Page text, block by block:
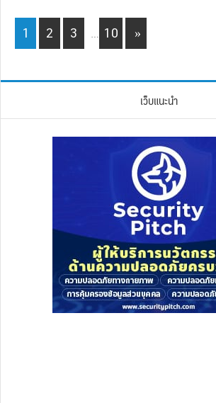
Page
1 Page
2 Page
3
Interim
pages
… Page
10 »
เว็บแนะนำ